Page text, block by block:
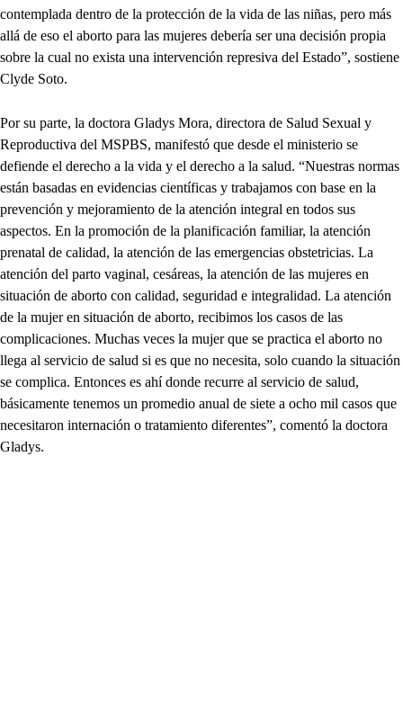
contemplada dentro de la protección de la vida de las niñas, pero más
allá de eso el aborto para las mujeres debería ser una decisión propia
sobre la cual no exista una intervención represiva del Estado”, sostiene
Clyde Soto.
Por su parte, la doctora Gladys Mora, directora de Salud Sexual y
Reproductiva del MSPBS, manifestó que desde el ministerio se
defiende el derecho a la vida y el derecho a la salud. “Nuestras normas
están basadas en evidencias científicas y trabajamos con base en la
prevención y mejoramiento de la atención integral en todos sus
aspectos. En la promoción de la planificación familiar, la atención
prenatal de calidad, la atención de las emergencias obstetricias. La
atención del parto vaginal, cesáreas, la atención de las mujeres en
situación de aborto con calidad, seguridad e integralidad. La atención
de la mujer en situación de aborto, recibimos los casos de las
complicaciones. Muchas veces la mujer que se practica el aborto no
llega al servicio de salud si es que no necesita, solo cuando la situación
se complica. Entonces es ahí donde recurre al servicio de salud,
básicamente tenemos un promedio anual de siete a ocho mil casos que
necesitaron internación o tratamiento diferentes”, comentó la doctora
Gladys.